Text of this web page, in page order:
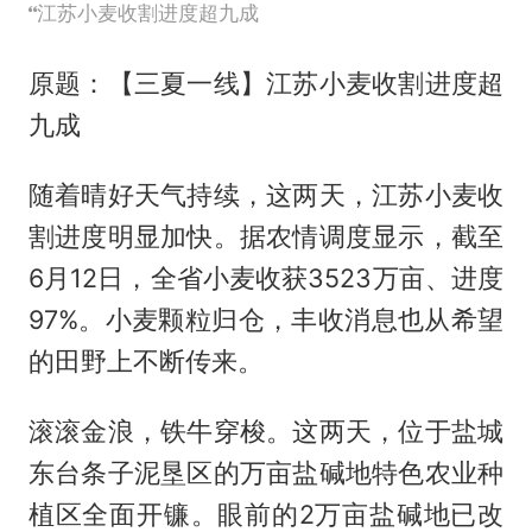
江苏小麦收割进度超九成
原题：【三夏一线】江苏小麦收割进度超
九成
随着晴好天气持续，这两天，江苏小麦收
割进度明显加快。据农情调度显示，截至
6月12日，全省小麦收获3523万亩、进度
97%。小麦颗粒归仓，丰收消息也从希望
的田野上不断传来。
滚滚金浪，铁牛穿梭。这两天，位于盐城
东台条子泥垦区的万亩盐碱地特色农业种
植区全面开镰。眼前的2万亩盐碱地已改